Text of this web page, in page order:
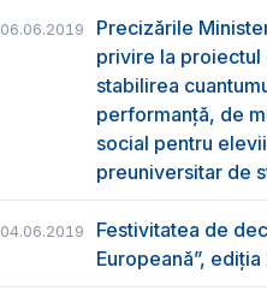
06.06.2019
Precizările
privire la proiectul
stabilirea
performanță, de
social pentru
preuniversitar de
04.06.2019
Festivitatea de
Europeană”, ediția